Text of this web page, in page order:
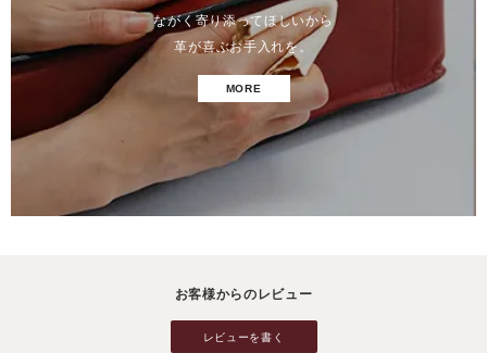
ながく寄り添ってほしいから
革が喜ぶお手入れを。
MORE
お客様からのレビュー
レビューを書く